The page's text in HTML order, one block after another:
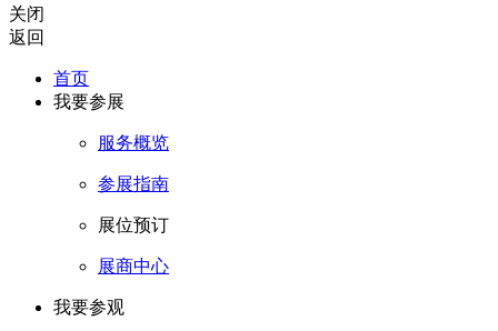
关闭
返回
首页
我要参展
服务概览
参展指南
展位预订
展商中心
我要参观